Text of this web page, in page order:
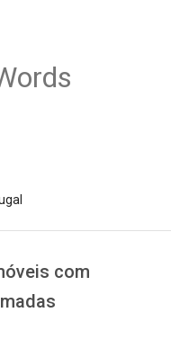
com